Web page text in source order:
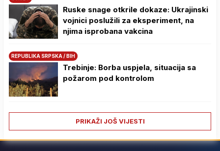
Ruske snage otkrile dokaze: Ukrajinski
vojnici poslužili za eksperiment, na
njima isprobana vakcina
REPUBLIKA SRPSKA / BIH
Trebinje: Borba uspjela, situacija sa
požarom pod kontrolom
PRIKAŽI JOŠ VIJESTI